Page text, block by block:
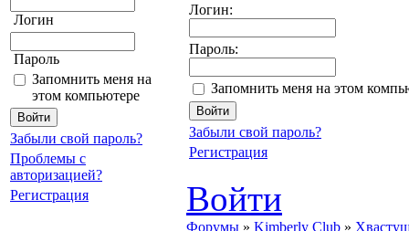
Логин
Пароль
Запомнить меня на
этом компьютере
Забыли свой пароль?
Проблемы с
авторизацией?
Регистрация
Логин:
Пароль:
Запомнить меня на этом
Забыли свой пароль?
Регистрация
Войти
Форумы » Kimberly Club »